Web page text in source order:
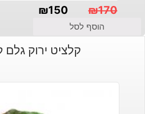
₪170
המקורי
₪150
הנוכחי
הוסף לסל
קלציט ירוק גלם